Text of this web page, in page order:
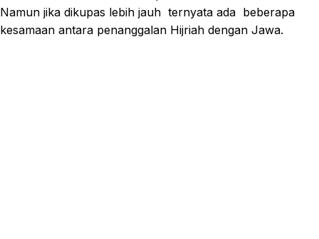
Namun jika dikupas lebih jauh ternyata ada beberapa
kesamaan antara penanggalan Hijriah dengan Jawa.